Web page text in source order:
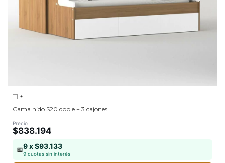
+1
Cama nido S20 doble + 3 cajones
Precio
$838.194
📅9 x $93.133
9 cuotas sin interés